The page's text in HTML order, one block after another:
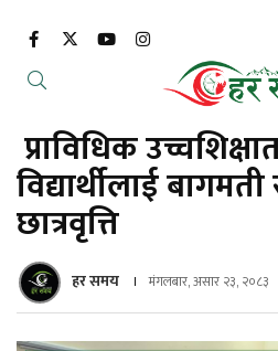
प्राविधिक
विद्यार्थीलाई
छात्रवृत्ति
हर समय मंगलबार, असार २३, २०८३